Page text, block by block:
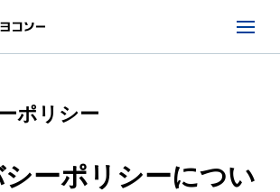
ポリシー
ーポリシーについ